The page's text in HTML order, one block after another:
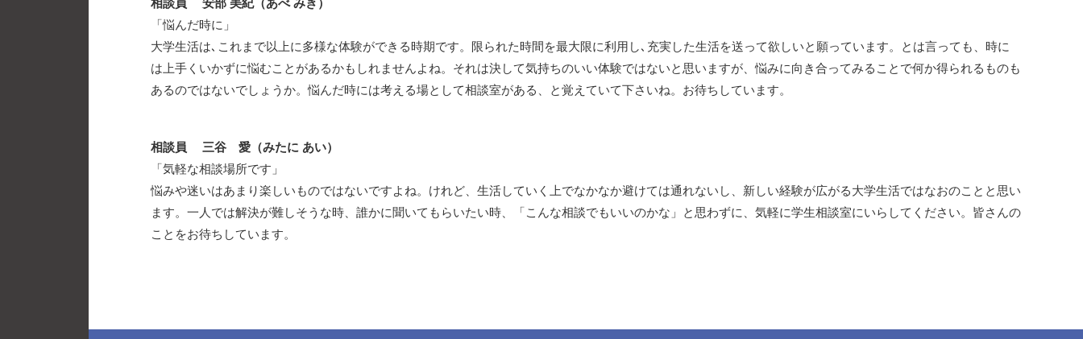
「悩んだ時に」
大学生活は､これまで以上に多様な体験ができる時期です。限られた時間を最大限に利用し､充実した生活を送って欲しいと願っています。とは言っても、時に
は上手くいかずに悩むことがあるかもしれませんよね。それは決して気持ちのいい体験ではないと思いますが、悩みに向き合ってみることで何か得られるものも
あるのではないでしょうか。悩んだ時には考える場として相談室がある、と覚えていて下さいね。お待ちしています。
相談員 三谷 愛（みたに あい）
「気軽な相談場所です」
悩みや迷いはあまり楽しいものではないですよね。けれど、生活していく上でなかなか避けては通れないし、新しい経験が広がる大学生活ではなおのことと思い
ます。一人では解決が難しそうな時、誰かに聞いてもらいたい時、「こんな相談でもいいのかな」と思わずに、気軽に学生相談室にいらしてください。皆さんの
ことをお待ちしています。